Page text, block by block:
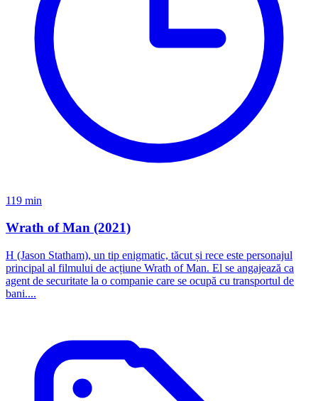
119 min
Wrath of Man (2021)
H (Jason Statham), un tip enigmatic, tăcut și rece este personajul
principal al filmului de acțiune Wrath of Man. El se angajează ca
agent de securitate la o companie care se ocupă cu transportul de
bani....